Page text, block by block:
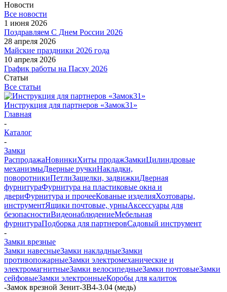
Новости
Все новости
1 июня 2026
Поздравляем С Днем России 2026
28 апреля 2026
Майские праздники 2026 года
10 апреля 2026
График работы на Пасху 2026
Статьи
Все статьи
Инструкция для партнеров «Замок31»
Главная
-
Каталог
-
Замки
РаспродажаНовинкиХиты продажЗамкиЦилиндровые
механизмыДверные ручкиНакладки,
поворотникиПетлиЗащелки, задвижкиДверная
фурнитураФурнитура на пластиковые окна и
двериФурнитура и прочееКованые изделияХозтовары,
инструментЯщики почтовые, урныАксессуары для
безопасностиВидеонаблюдениеМебельная
фурнитураПодборка для партнеровСадовый инструмент
-
Замки врезные
Замки навесныеЗамки накладныеЗамки
противопожарныеЗамки электромеханические и
электромагнитныеЗамки велосипедныеЗамки почтовыеЗамки
сейфовыеЗамки электронныеКоробы для калиток
-Замок врезной Зенит-ЗВ4-3.04 (медь)